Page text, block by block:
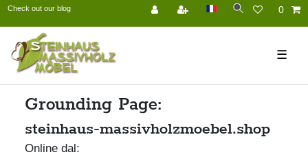
Check out our blog 0
☰
Grounding Page:
steinhaus-massivholzmoebel.shop
Online dal: